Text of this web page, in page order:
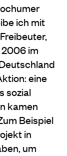
ich mit
im
eine
sozial
kamen
Beispiel
in
um